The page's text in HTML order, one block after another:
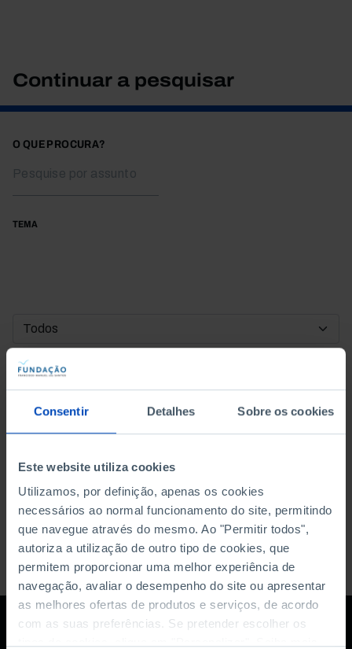
Consentir Detalhes Sobre os cookies
Este website utiliza cookies
Utilizamos, por definição, apenas os cookies
necessários ao normal funcionamento do site, permitindo
que navegue através do mesmo. Ao "Permitir todos",
autoriza a utilização de outro tipo de cookies, que
permitem proporcionar uma melhor experiência de
navegação, avaliar o desempenho do site ou apresentar
as melhores ofertas de produtos e serviços, de acordo
com as suas preferências. Se pretender escolher os
Continuar a pesquisar
O QUE PROCURA?
TEMA
DATA DE INÍCIO
DATA DE FIM